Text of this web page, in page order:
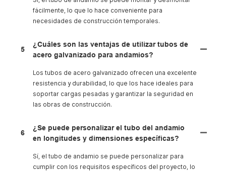
fácilmente, lo que lo hace conveniente para
necesidades de construcción temporales.
5
¿Cuáles son las ventajas de utilizar tubos de
acero galvanizado para andamios?
Los tubos de acero galvanizado ofrecen una excelente
resistencia y durabilidad, lo que los hace ideales para
soportar cargas pesadas y garantizar la seguridad en
las obras de construcción.
6
¿Se puede personalizar el tubo del andamio
en longitudes y dimensiones específicas?
Sí, el tubo de andamio se puede personalizar para
cumplir con los requisitos específicos del proyecto, lo